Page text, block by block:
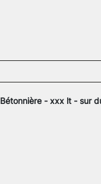
Bétonnière - xxx lt - sur